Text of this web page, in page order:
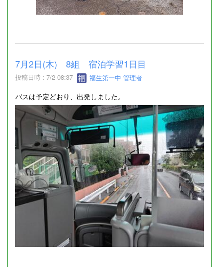
7月2日(木) 8組 宿泊学習1日目
投稿日時 : 7/2 08:37 福生第一中 管理者
バスは予定どおり、出発しました。